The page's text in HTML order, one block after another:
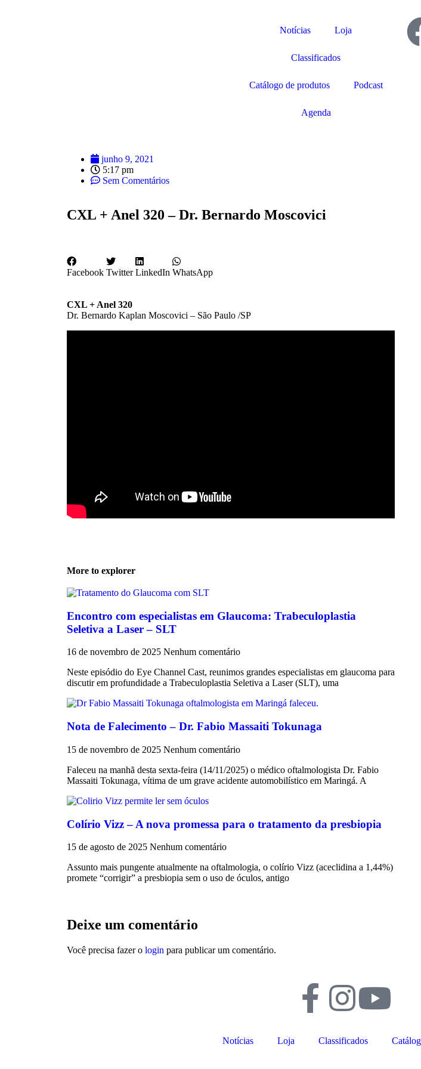
Notícias Loja
Classificados
Catálogo de produtos Podcast
Agenda
junho 9, 2021
5:17 pm
Sem Comentários
CXL + Anel 320 – Dr. Bernardo Moscovici
Facebook Twitter LinkedIn WhatsApp
CXL + Anel 320
Dr. Bernardo Kaplan Moscovici – São Paulo /SP
More to explorer
Encontro com especialistas em Glaucoma: Trabeculoplastia
Seletiva a Laser – SLT
16 de novembro de 2025 Nenhum comentário
Neste episódio do Eye Channel Cast, reunimos grandes especialistas em glaucoma para
discutir em profundidade a Trabeculoplastia Seletiva a Laser (SLT), uma
Nota de Falecimento – Dr. Fabio Massaiti Tokunaga
15 de novembro de 2025 Nenhum comentário
Faleceu na manhã desta sexta-feira (14/11/2025) o médico oftalmologista Dr. Fabio
Massaiti Tokunaga, vítima de um grave acidente automobilístico em Maringá. A
Colírio Vizz – A nova promessa para o tratamento da presbiopia
15 de agosto de 2025 Nenhum comentário
Assunto mais pungente atualmente na oftalmologia, o colírio Vizz (aceclidina a 1,44%)
promete “corrigir” a presbiopia sem o uso de óculos, antigo
Deixe um comentário
Você precisa fazer o login para publicar um comentário.
Notícias Loja Classificados